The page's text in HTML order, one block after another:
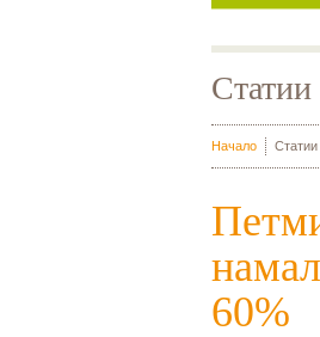
Статии
Начало Статии
60%